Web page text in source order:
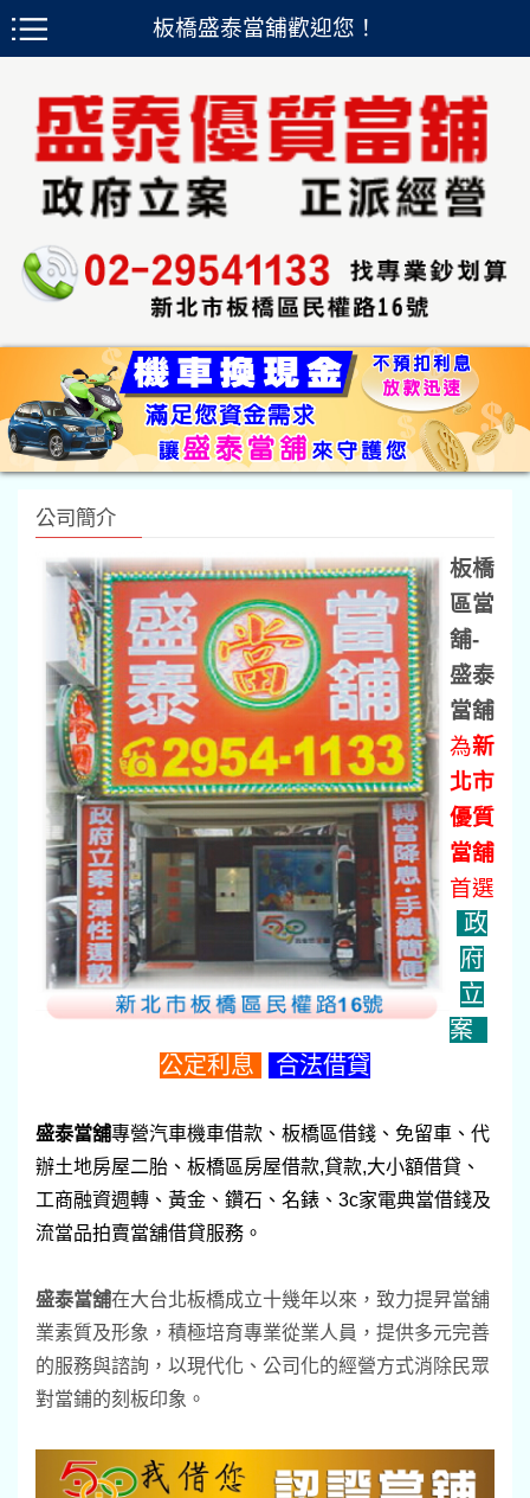
板橋盛泰當舖歡迎您！
公司簡介
板橋
區當
舖-
盛泰
當舖
為新
北市
優質
當舖
首選
政
府
立
案
公定利息
合法借貸
盛泰當舖專營汽車機車借款、板橋區借錢、免留車、代
辦土地房屋二胎、板橋區房屋借款,貸款,大小額借貸、
工商融資週轉、黃金、鑽石、名錶、3c家電典當借錢及
流當品拍賣當舖借貸服務。
盛泰當舖在大台北板橋成立十幾年以來，致力提昇當舖
業素質及形象，積極培育專業從業人員，提供多元完善
的服務與諮詢，以現代化、公司化的經營方式消除民眾
對當鋪的刻板印象。